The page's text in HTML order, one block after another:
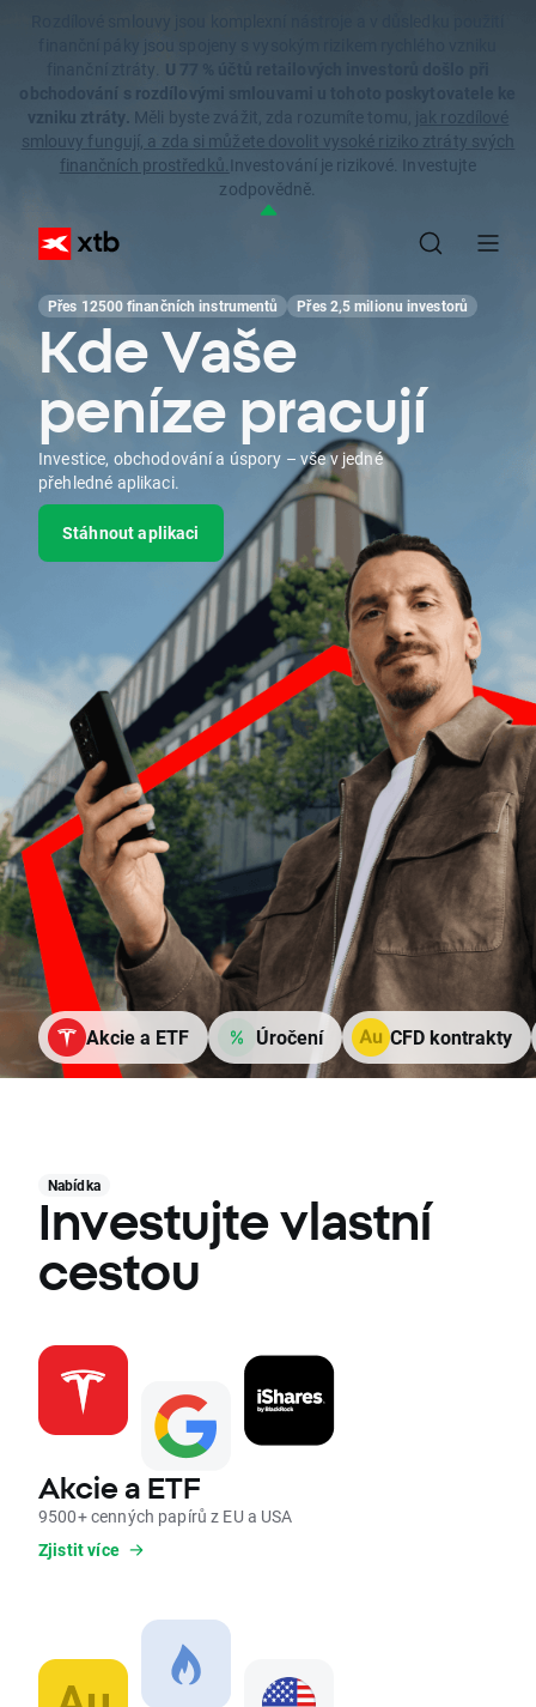
Rozdílové smlouvy jsou komplexní nástroje a v důsledku použití
finanční páky jsou spojeny s vysokým rizikem rychlého vzniku
finanční ztráty. U 77 % účtů retailových investorů došlo při
obchodování s rozdílovými smlouvami u tohoto poskytovatele ke
vzniku ztráty. Měli byste zvážit, zda rozumíte tomu,
jak rozdílové
smlouvy fungují, a zda si můžete dovolit vysoké riziko ztráty svých
finančních prostředků. Investování je rizikové. Investujte
zodpovědně.
Přes 12500 finančních instrumentů Přes 2,5 milionu investorů
Kde Vaše
peníze pracují
Investice, obchodování a úspory – vše v jedné
přehledné aplikaci.
Stáhnout aplikaci
Akcie a ETF Úročení CFD kontrakty
Nabídka
Investujte vlastní
cestou
Akcie a ETF
9500+ cenných papírů z EU a USA
Zjistit více